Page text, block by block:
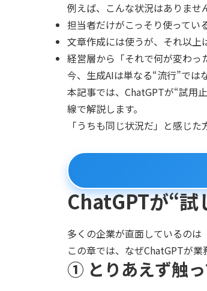
例えば、こんな状況はありませ
担当者だけがこっそり使ってい
文章作成には使うが、それ以上
経営層から「それで何が変わっ
今、生成AIは単なる“流行”では
本記事では、ChatGPTが“試用
線で解説します。
「うちも同じ状況だ」と感じ
ChatGPTが“試
多くの企業が直面しているのは
この章では、なぜChatGPTが
① とりあえず触